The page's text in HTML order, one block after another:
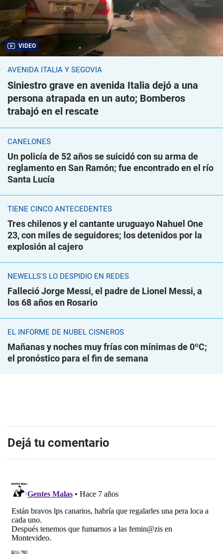
VIDEO
AVENIDA ITALIA Y SEGOVIA
Siniestro grave en avenida Italia dejó a una
persona atrapada en un auto; Bomberos
trabajó en el rescate
CANELONES
Un policía de 52 años se suicidó con su arma de
reglamento en San Ramón; fue encontrado en el río
Santa Lucía
TIENE CINCO ANTECEDENTES
Tres chilenos y el cantante uruguayo Nahuel One
23, con miles de seguidores; los detenidos por la
explosión al cajero
NEWELLS'S LO DESPIDIÓ EN REDES
Falleció Jorge Messi, el padre de Lionel Messi, a
los 68 años en Rosario
EL INFORME DE NUBEL CISNEROS
Mañanas y noches muy frías con mínimas de 0ºC;
el pronóstico para el fin de semana
Dejá tu comentario